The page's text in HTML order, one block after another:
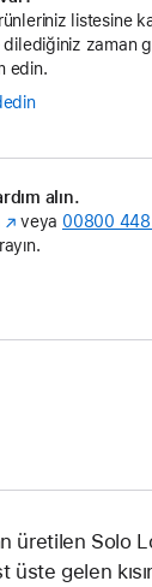
listesine
zaman
edin.
alın.
(Yeni
pencerede
veya 00800
üretilen Solo
üste gelen